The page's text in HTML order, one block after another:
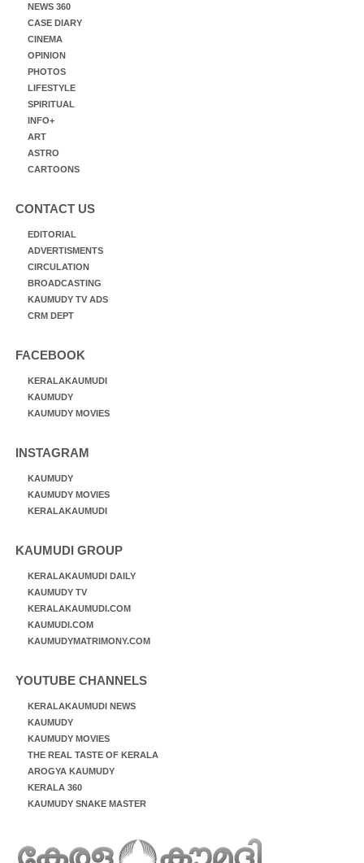
NEWS 360
CASE DIARY
CINEMA
OPINION
PHOTOS
LIFESTYLE
SPIRITUAL
INFO+
ART
ASTRO
CARTOONS
CONTACT US
EDITORIAL
ADVERTISMENTS
CIRCULATION
BROADCASTING
KAUMUDY TV ADS
CRM DEPT
FACEBOOK
KERALAKAUMUDI
KAUMUDY
KAUMUDY MOVIES
INSTAGRAM
KAUMUDY
KAUMUDY MOVIES
KERALAKAUMUDI
KAUMUDI GROUP
KERALAKAUMUDI DAILY
KAUMUDY TV
KERALAKAUMUDI.COM
KAUMUDI.COM
KAUMUDYMATRIMONY.COM
YOUTUBE CHANNELS
KERALAKAUMUDI NEWS
KAUMUDY
KAUMUDY MOVIES
THE REAL TASTE OF KERALA
AROGYA KAUMUDY
KERALA 360
KAUMUDY SNAKE MASTER